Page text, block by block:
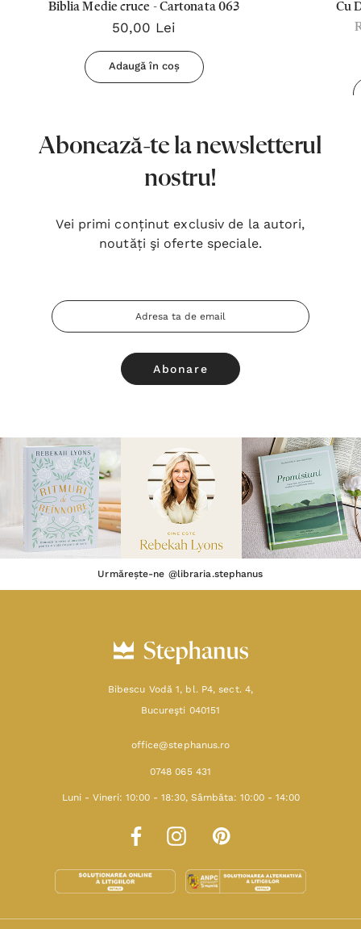
Biblia Medie cruce - Cartonata 063
50,00 Lei
Adaugă în coș
Cu
Abonează-te la newsletterul
nostru!
Vei primi conținut exclusiv de la autori,
noutăți şi oferte speciale.
Adresa
Email
Urmărește-ne @libraria.stephanus
Bibescu Vodă 1, bl. P4, sect. 4,
Bucureşti 040151
office@stephanus.ro
0748 065 431
Luni - Vineri: 10:00 - 18:30, Sâmbăta: 10:00 - 14:00